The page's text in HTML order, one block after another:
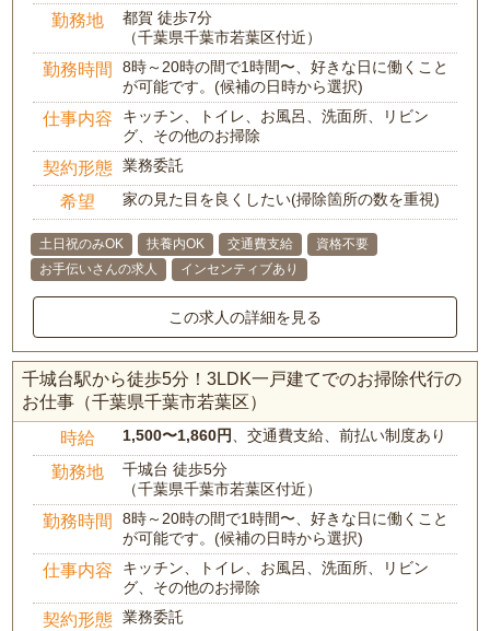
勤務地
都賀 徒歩7分
（千葉県千葉市若葉区付近）
勤務時間
8時～20時の間で1時間〜、好きな日に働くこと
が可能です。(候補の日時から選択)
仕事内容
キッチン、トイレ、お風呂、洗面所、リビン
グ、その他のお掃除
契約形態 業務委託
希望 家の見た目を良くしたい(掃除箇所の数を重視)
土日祝のみOK 扶養内OK 交通費支給
資格不要
お手伝いさんの求人
インセンティブあり
この求人の詳細を見る
千城台駅から徒歩5分！3LDK一戸建てでのお掃除代行の
お仕事（千葉県千葉市若葉区）
時給 1,500〜1,860円 、交通費支給、前払い制度あり
勤務地
千城台 徒歩5分
（千葉県千葉市若葉区付近）
勤務時間
8時～20時の間で1時間〜、好きな日に働くこと
が可能です。(候補の日時から選択)
仕事内容
キッチン、トイレ、お風呂、洗面所、リビン
グ、その他のお掃除
契約形態 業務委託